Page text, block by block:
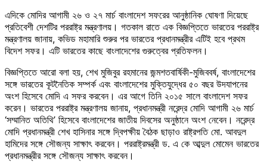
এদিকে মোদির আগামী ২৬ ও ২৭ মার্চ বাংলাদেশ সফরের আনুষ্ঠানিক ঘোষণা দিয়েছে
প্রতিবেশী দেশটির পররাষ্ট্র মন্ত্রণালয়। গতকাল রাতে এক বিজ্ঞপ্তিতে ভারতের পররাষ্ট্র
মন্ত্রণালয় জানায়, কভিড মহামারি শুরুর পর ভারতের প্রধানমন্ত্রীর এটিই হবে প্রথম
বিদেশ সফর। এটি ভারতের কাছে বাংলাদেশের গুরুত্বের প্রতিফলন।
বিজ্ঞপ্তিতে আরো বলা হয়, শেখ মুজিবুর রহমানের জন্মশতবার্ষিকী-মুজিববর্ষ, বাংলাদেশের
সঙ্গে ভারতের কূটনৈতিক সম্পর্ক এবং বাংলাদেশের মুক্তিযুদ্ধের ৫০ বছর উদযাপনের
অংশ হিসেবে মোদি এ সফর করবেন। এর আগে তিনি ২০১৫ সালে বাংলাদেশ সফর
করেন। ভারতের পররাষ্ট্র মন্ত্রণালয় জানায়, প্রধানমন্ত্রী নরেন্দ্র মোদি আগামী ২৬ মার্চ
‘সম্মানিত অতিথি’ হিসেবে বাংলাদেশের জাতীয় দিবসের অনুষ্ঠানে অংশ নেবেন। নরেন্দ্র
মোদি প্রধানমন্ত্রী শেখ হাসিনার সঙ্গে দ্বিপক্ষীয় বৈঠক ছাড়াও রাষ্ট্রপতি মো. আবদুল
হামিদের সঙ্গে সৌজন্য সাক্ষাৎ করবেন। পররাষ্ট্রমন্ত্রী ড. এ কে আব্দুল মোমেন ভারতের
প্রধানমন্ত্রীর সঙ্গে সৌজন্য সাক্ষাৎ করবেন।